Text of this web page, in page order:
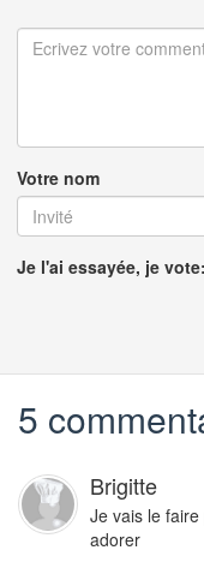
Votre nom
Je l'ai essayée, je vote:
5
Brigitte
Je vais le
adorer